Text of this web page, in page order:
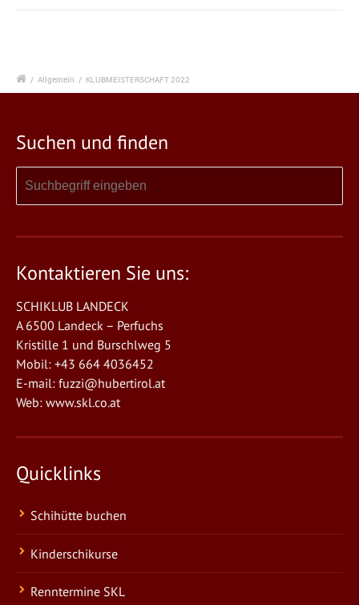
/ Allgemein / KLUBMEISTERSCHAFT 2022
Suchen und finden
Kontaktieren Sie uns:
SCHIKLUB LANDECK
A 6500 Landeck – Perfuchs
Kristille 1 und Burschlweg 5
Mobil: +43 664 4036452
E-mail: fuzzi@hubertirol.at
Web: www.skl.co.at
Quicklinks
Schihütte buchen
Kinderschikurse
Renntermine SKL